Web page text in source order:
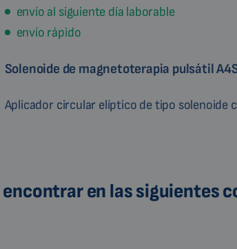
envío al siguiente día laborable
envío rápido
Solenoide de magnetoterapia pulsátil
Aplicador circular elíptico de tipo solenoide
en las siguientes